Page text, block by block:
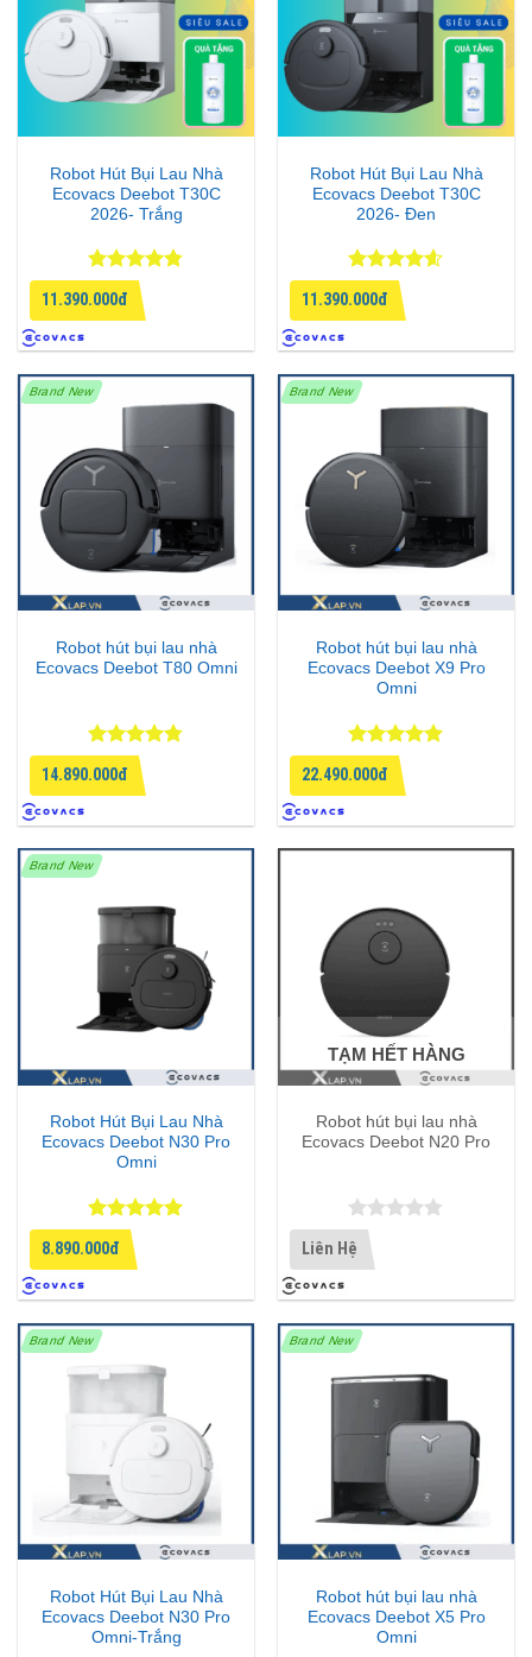
Robot Hút Bụi Lau Nhà
Ecovacs Deebot T30C
2026- Trắng
Được xếp
hạng
4.75
5 sao
11.390.000đ
Robot Hút Bụi Lau Nhà
Ecovacs Deebot T30C
2026- Đen
Được xếp
hạng
4.6
5 sao
11.390.000đ
Brand New
Robot hút bụi lau nhà
Ecovacs Deebot T80 Omni
Được xếp
hạng
4.75
5 sao
14.890.000đ
Brand New
Robot hút bụi lau nhà
Ecovacs Deebot X9 Pro
Omni
Được xếp
hạng
55
sao
22.490.000đ
Brand New
Robot Hút Bụi Lau Nhà
Ecovacs Deebot N30 Pro
Omni
Được xếp
hạng5
sao
8.890.000đ
TẠM HẾT HÀNG
Robot hút bụi lau nhà
Ecovacs Deebot N20 Pro
Được xếp
hạng
5 sao
Liên Hệ
Brand New
Robot Hút Bụi Lau Nhà
Ecovacs Deebot N30 Pro
Omni-Trắng
Brand New
Robot hút bụi lau nhà
Ecovacs Deebot X5 Pro
Omni